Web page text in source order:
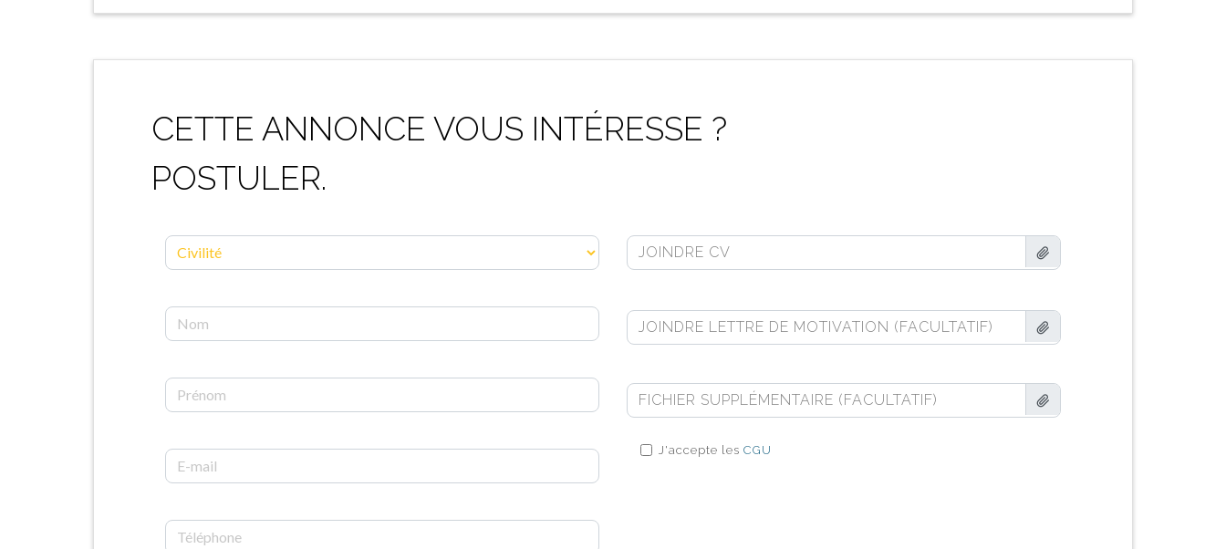
CETTE ANNONCE VOUS INTÉRESSE ?
POSTULER.
JOINDRE CV
JOINDRE LETTRE DE MOTIVATION (FACULTATIF)
FICHIER SUPPLÉMENTAIRE (FACULTATIF)
J'accepte les CGU